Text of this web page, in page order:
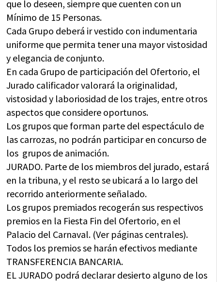
que lo deseen, siempre que cuenten con un
Mínimo de 15 Personas.
Cada Grupo deberá ir vestido con indumentaria
uniforme que permita tener una mayor vistosidad
y elegancia de conjunto.
En cada Grupo de participación del Ofertorio, el
Jurado calificador valorará la originalidad,
vistosidad y laboriosidad de los trajes, entre otros
aspectos que considere oportunos.
Los grupos que forman parte del espectáculo de
las carrozas, no podrán participar en concurso de
los grupos de animación.
JURADO. Parte de los miembros del jurado, estará
en la tribuna, y el resto se ubicará a lo largo del
recorrido anteriormente señalado.
Los grupos premiados recogerán sus respectivos
premios en la Fiesta Fin del Ofertorio, en el
Palacio del Carnaval. (Ver páginas centrales).
Todos los premios se harán efectivos mediante
TRANSFERENCIA BANCARIA.
EL JURADO podrá declarar desierto alguno de los